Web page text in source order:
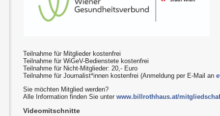
Teilnahme für Mitglieder kostenfrei
Teilnahme für WiGeV-Bedienstete kostenfrei
Teilnahme für Nicht-Mitglieder: 20,- Euro
Teilnahme für Journalist*innen kostenfrei (Anmeldung per E-Mail an
Sie möchten Mitglied werden?
Alle Information finden Sie unterwww.billrothhaus.at/
Videomitschnitte